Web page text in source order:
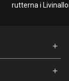
rutterna i